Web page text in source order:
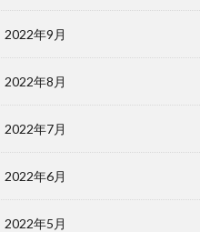
2022年9月
2022年8月
2022年7月
2022年6月
2022年5月